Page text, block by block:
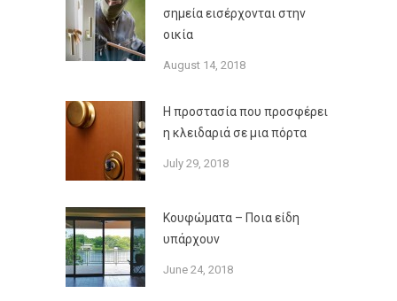
σημεία εισέρχονται στην
οικία
August 14, 2018
Η προστασία που προσφέρει
η κλειδαριά σε μια πόρτα
July 29, 2018
Κουφώματα – Ποια είδη
υπάρχουν
June 24, 2018